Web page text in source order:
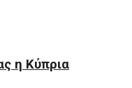
η Κύπρια